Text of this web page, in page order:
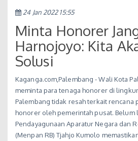
24 Jan 2022 15:55
Minta Honorer
Harnojoyo: Kita
Solusi
Kaganga.com,Palembang - Wali Kota
meminta para tenaga honorer di
Palembang tidak resah terkait rencana
honorer oleh pemerintah pusat. Belum
Pendayagunaan Aparatur Negara dan
(Menpan RB) Tjahjo Kumolo